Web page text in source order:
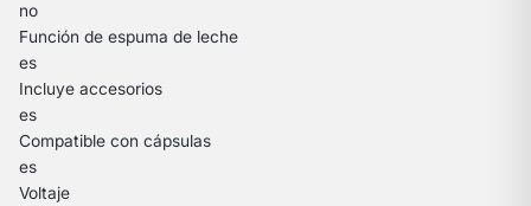
no
Función de espuma de leche
es
Incluye accesorios
es
Compatible con cápsulas
es
Voltaje